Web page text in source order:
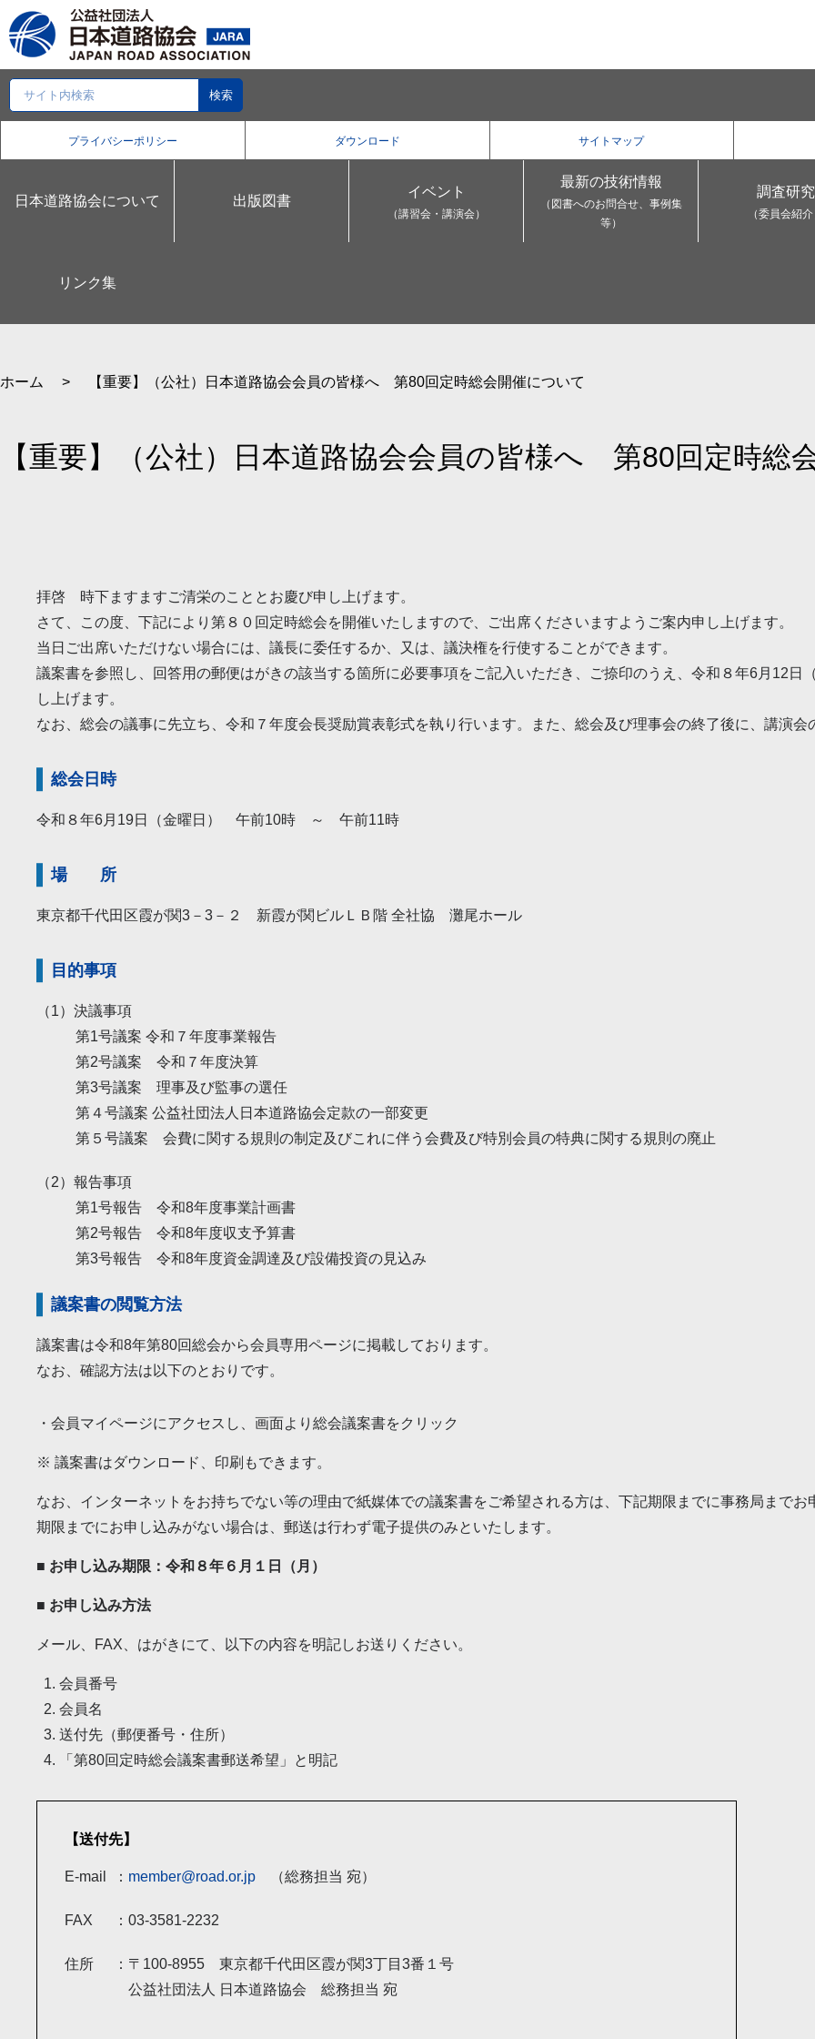
プライバシーポリシー ダウンロード サイトマップ
日本道路協会について 出版図書
イベント
（講習会・講演会）
最新の技術情報
（図書へのお問合せ、事例集
等）
調査研究
（委員会紹介
リンク集
ホーム 【重要】（公社）日本道路協会会員の皆様へ 第80回定時総会開催について
【重要】 （公社）日本道路協会会員の皆様へ 第80回定時総
拝啓 時下ますますご清栄のこととお慶び申し上げます。
さて、この度、下記により第８０回定時総会を開催いたしますので、ご出席くださいますようご案内申し上げます。
当日ご出席いただけない場合には、議長に委任するか、又は、議決権を行使することができます。
議案書を参照し、回答用の郵便はがきの該当する箇所に必要事項をご記入いただき、ご捺印のうえ、令和８年6月12日
し上げます。
なお、総会の議事に先立ち、令和７年度会長奨励賞表彰式を執り行います。また、総会及び理事会の終了後に、講演
総会日時
令和８年6月19日（金曜日） 午前10時 ～ 午前11時
場 所
東京都千代田区霞が関3－3－２ 新霞が関ビルＬＢ階 全社協 灘尾ホール
目的事項
（1）決議事項
第1号議案 令和７年度事業報告
第2号議案 令和７年度決算
第3号議案 理事及び監事の選任
第４号議案 公益社団法人日本道路協会定款の一部変更
第５号議案 会費に関する規則の制定及びこれに伴う会費及び特別会員の特典に関する規則の廃止
（2）報告事項
第1号報告 令和8年度事業計画書
第2号報告 令和8年度収支予算書
第3号報告 令和8年度資金調達及び設備投資の見込み
議案書の閲覧方法
議案書は令和8年第80回総会から会員専用ページに掲載しております。
なお、確認方法は以下のとおりです。
・会員マイページにアクセスし、画面より総会議案書をクリック
※ 議案書はダウンロード、印刷もできます。
なお、インターネットをお持ちでない等の理由で紙媒体での議案書をご希望される方は、下記期限までに事務局までお
期限までにお申し込みがない場合は、郵送は行わず電子提供のみといたします。
■ お申し込み期限：令和８年６月１日（月）
■ お申し込み方法
メール、FAX、はがきにて、以下の内容を明記しお送りください。
会員番号
会員名
送付先（郵便番号・住所）
「第80回定時総会議案書郵送希望」と明記
【送付先】
E-mail member@road.or.jp （総務担当 宛）
FAX 03-3581-2232
住所
〒100-8955 東京都千代田区霞が関3丁目3番１号
公益社団法人 日本道路協会 総務担当 宛